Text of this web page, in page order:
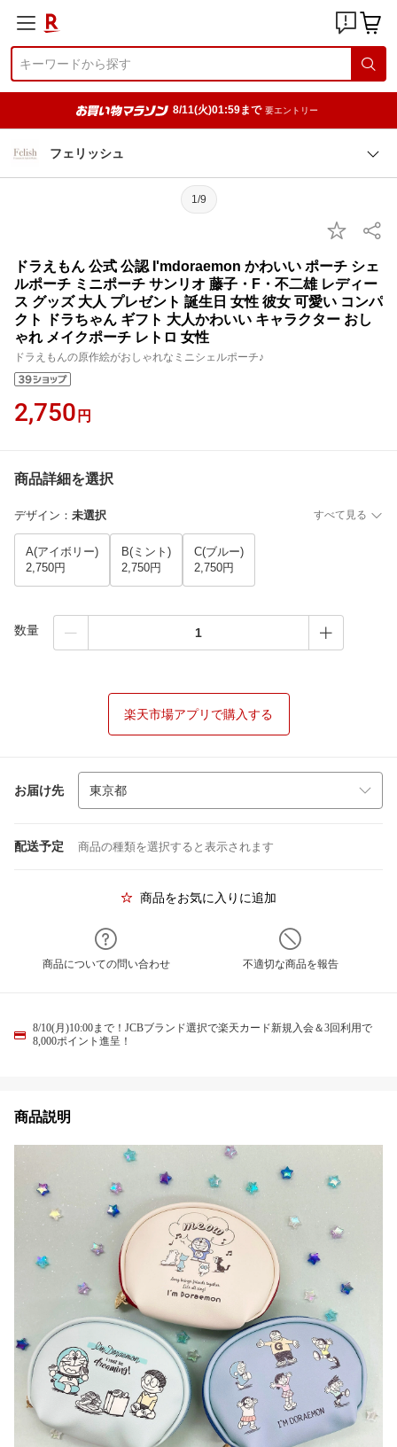
8/11(火)01:59まで 要エントリー
フェリッシュ
1/9
ドラえもん 公式 公認 I'mdoraemon かわいい ポーチ シェ
ルポーチ ミニポーチ サンリオ 藤子・F・不二雄 レディー
ス グッズ 大人 プレゼント 誕生日 女性 彼女 可愛い コンパ
クト ドラちゃん ギフト 大人かわいい キャラクター おし
ゃれ メイクポーチ レトロ 女性
ドラえもんの原作絵がおしゃれなミニシェルポーチ♪
2,750 円
商品詳細を選択
デザイン ： 未選択 すべて見る
A(アイボリー)
2,750円
B(ミント)
2,750円
C(ブルー)
2,750円
数量
楽天市場アプリで購入する
お届け先
配送予定 商品の種類を選択すると表示されます
商品をお気に入りに追加
商品についての問い合わせ 不適切な商品を報告
8/10(月)10:00まで！JCBブランド選択で楽天カード新規入会＆3回利用で
8,000ポイント進呈！
商品説明